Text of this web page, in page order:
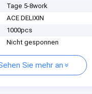
Tage 5-8work
ACE DELIXIN
1000pcs
Nicht gesponnen
Sie mehr an